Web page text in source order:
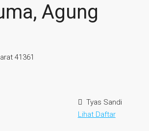
Agung
41361
Tyas Sandi
Lihat Daftar